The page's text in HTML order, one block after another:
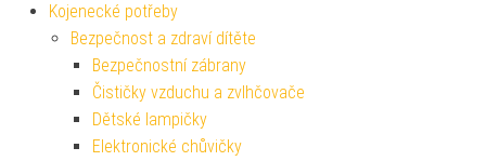
Kojenecké potřeby
Bezpečnost a zdraví dítěte
Bezpečnostní zábrany
Čističky vzduchu a zvlhčovače
Dětské lampičky
Elektronické chůvičky